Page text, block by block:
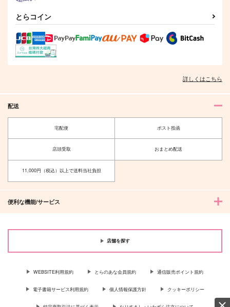
とらコイン
詳しくはこちら
配送
宅配便 ポスト投函
店頭受取 おまとめ配送
11,000円（税込）以上で送料当社負担
便利な機能/サービス
店舗を探す
WEBSITE利用規約 とらのあな会員規約 通信販売ポイント規約
電子書籍サービス利用規約 個人情報保護方針 クッキーポリシー